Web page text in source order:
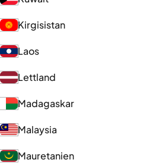
Kirgisistan
Laos
Lettland
Madagaskar
Malaysia
Mauretanien